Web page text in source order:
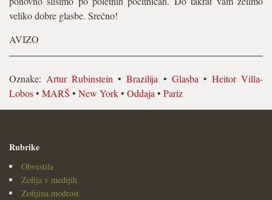
veliko dobre glasbe. Srečno!
AVIZO
Oznake: Artur Rubinstein •Brazilija • Glasba • Heitor Villa-
Lobos• MARŠ • New York• Oddaja • Pariz
Rubrike
Obvestila
Zofija v medijih
Zofijina modrost